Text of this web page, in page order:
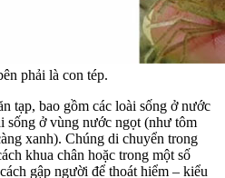
phải là con tép.
tạp, bao gồm các loài sống ở nước
sống ở vùng nước ngọt (như tôm
xanh). Chúng di chuyển trong
khua chân hoặc trong một số
gập người để thoát hiểm – kiểu